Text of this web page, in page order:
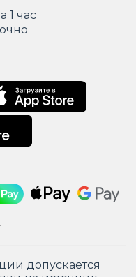
1 час
допускается